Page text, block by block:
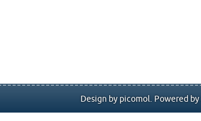
Design by picomol. Powered by .